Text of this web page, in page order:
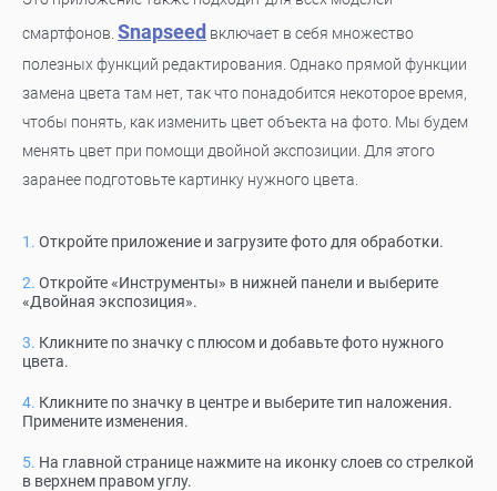
смартфонов. Snapseed включает в себя множество
полезных функций редактирования. Однако прямой функции
замена цвета там нет, так что понадобится некоторое время,
чтобы понять, как изменить цвет объекта на фото. Мы будем
менять цвет при помощи двойной экспозиции. Для этого
заранее подготовьте картинку нужного цвета.
Откройте приложение и загрузите фото для обработки.
Откройте «Инструменты» в нижней панели и выберите
«Двойная экспозиция».
Кликните по значку с плюсом и добавьте фото нужного
цвета.
Кликните по значку в центре и выберите тип наложения.
Примените изменения.
На главной странице нажмите на иконку слоев со стрелкой
в верхнем правом углу.